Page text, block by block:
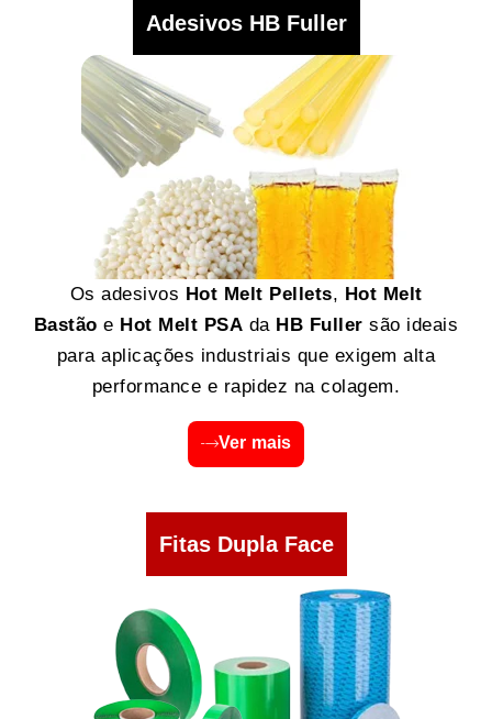
Adesivos HB Fuller
Os adesivos Hot Melt Pellets, Hot Melt
Bastão e Hot Melt PSA da HB Fuller são ideais
para aplicações industriais que exigem alta
performance e rapidez na colagem.
Ver mais
Fitas Dupla Face